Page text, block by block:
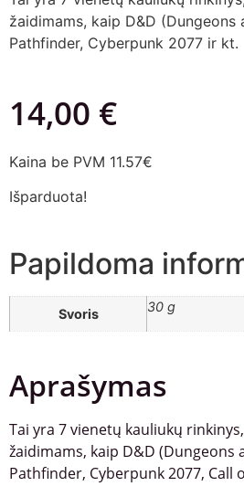
žaidimams, kaip D&D (Dungeons
Pathfinder, Cyberpunk 2077 ir kt.
14,00 €
Kaina be PVM 11.57€
Išparduota!
Papildoma
Svoris 30 g
Aprašymas
Tai yra 7 vienetų kauliukų
žaidimams, kaip D&D (Dungeons
Pathfinder, Cyberpunk 2077, Call